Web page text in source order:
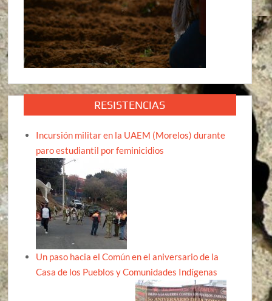
RESISTENCIAS
Incursión militar en la UAEM (Morelos) durante
paro estudiantil por feminicidios
Un paso hacia el Común en el aniversario de la
Casa de los Pueblos y Comunidades Indígenas